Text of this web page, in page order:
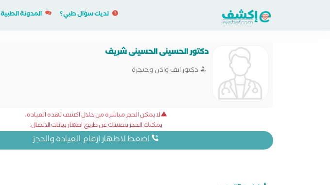
لديك سؤال طبي؟ المدونة الطبية
دكتور الحسينى الحسينى شريف
دكتور انف واذن وحنجرة
لا يمكن الحجز مباشرة من خلال اكشف لهذه العيادة،
يمكنك الحجز بنفسك عن طريق اظهار بيانات الاتصال:
اضغط لاظهار ارقام العيادة والحجز